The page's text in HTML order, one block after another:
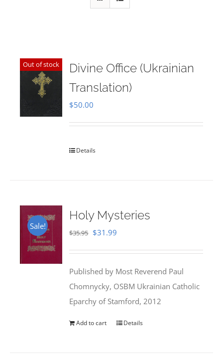
Out of stock
Divine Office (Ukrainian
Translation)
$50.00
Details
Sale!
Holy Mysteries
$35.95 Original
$35.95.
$31.99
$31.99.
Published by Most Reverend Paul
Chomnycky, OSBM Ukrainian Catholic
Eparchy of Stamford, 2012
Add to cart Details